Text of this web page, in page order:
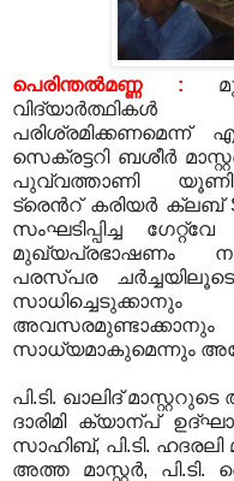
പെരിന്തല്‍മണ്ണ :
വിദ്യാര്‍ത്ഥികള്‍
പരിശ്രമിക്കണമെന്ന്
സെക്രട്ടറി ബശീര്‍
പുവ്വത്താണി
ട്രെന്‍റ് കരിയര്‍ ക്ലബ്
സംഘടിപ്പിച്ച
മുഖ്യപ്രഭാഷണം
പരസ്പര
സാധ്യമാകുമെന്നും
പി.ടി. ഖാലിദ്
ദാരിമി ക്യാന്പ്
സാഹിബ്, പി.ടി. ഹദരലി
അത്ത മാസ്റ്റര്‍, പി.ടി.